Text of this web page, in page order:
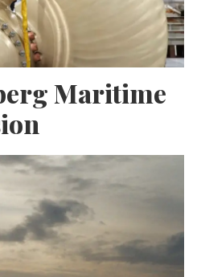
Maritime